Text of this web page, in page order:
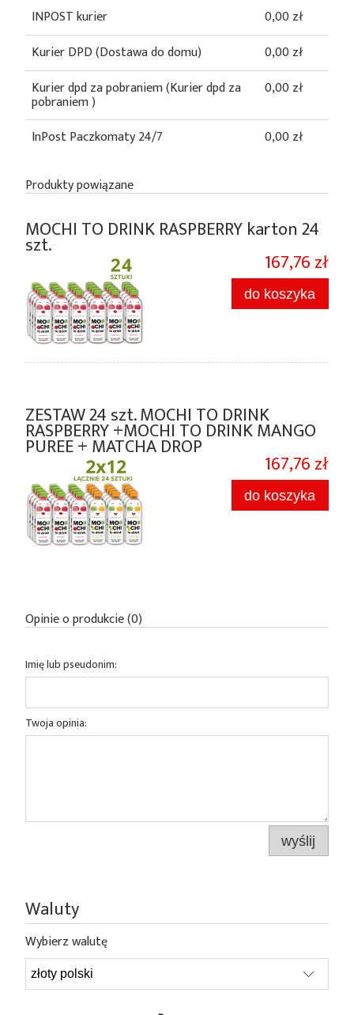
INPOST kurier
0,00 zł
Kurier DPD(Dostawa do domu)
0,00 zł
Kurier dpd za pobraniem(Kurier dpd za
pobraniem )
0,00 zł
InPost Paczkomaty 24/7 0,00 zł
Produkty powiązane
MOCHI TO DRINK RASPBERRY karton 24
szt.
167,76 zł
do koszyka
ZESTAW 24 szt. MOCHI TO DRINK
RASPBERRY +MOCHI TO DRINK MANGO
PUREE + MATCHA DROP
167,76 zł
do koszyka
Opinie o produkcie (0)
Imię lub pseudonim:
Twoja opinia:
wyślij
Waluty
Wybierz walutę